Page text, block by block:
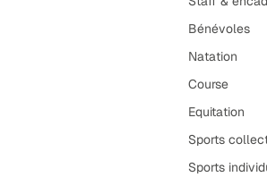
Bénévoles
Natation
Course
Equitation
Sports
Sports